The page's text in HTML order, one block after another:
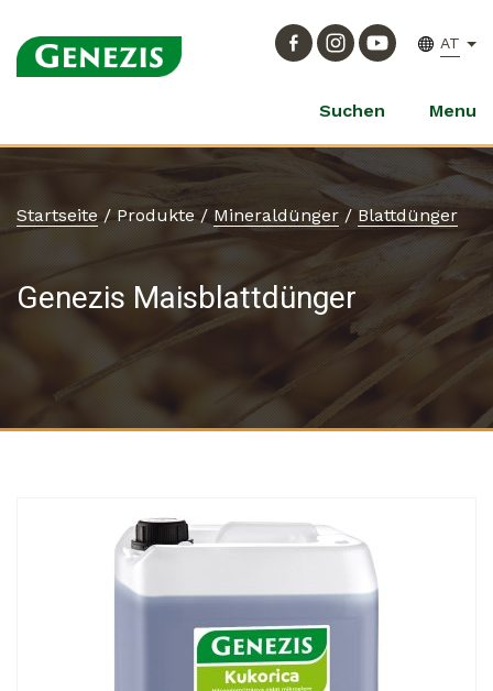
AT
Suchen Menu
Startseite/Produkte/ Mineraldünger /Blattdünger
Genezis Maisblattdünger